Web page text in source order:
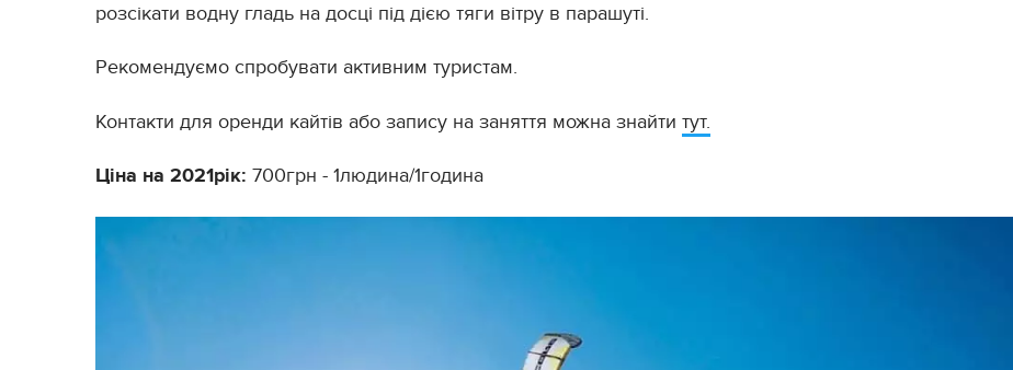
розсікати водну гладь на досці під дією тяги вітру в парашуті.
Рекомендуємо спробувати активним туристам.
Контакти для оренди кайтів або запису на заняття можна знайти тут.
Ціна на 2021рік: 700грн - 1людина/1година